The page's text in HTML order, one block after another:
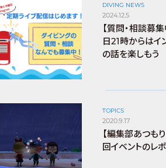
DIVING NEWS
2024.12.5
【質問・相談募
日21時からはイ
の話を楽しもう
TOPICS
2020.9.17
【編集部あつも
回イベントのレ